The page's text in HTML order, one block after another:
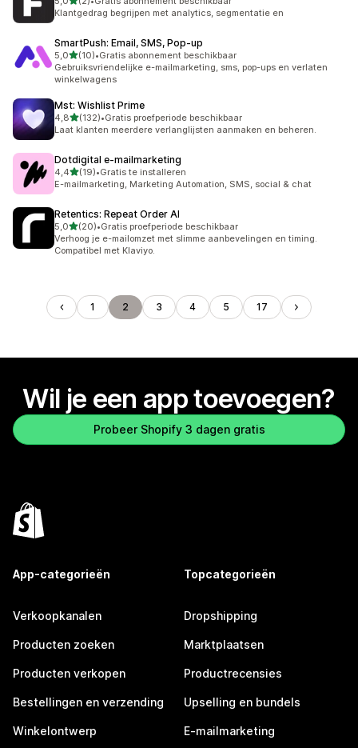
2 recensies in totaal
Klantgedrag begrijpen met analytics, segmentatie en
SmartPush: Email, SMS, Pop‑up
5,0van 5 sterren
(10)
10 recensies in totaal
•Gratis abonnement beschikbaar
Gebruiksvriendelijke e-mailmarketing, sms, pop-ups en verlaten
winkelwagens
Mst: Wishlist Prime
4,8van 5 sterren
(132)
132 recensies in totaal
•Gratis proefperiode beschikbaar
Laat klanten meerdere verlanglijsten aanmaken en beheren.
Dotdigital e‑mailmarketing
4,4van 5 sterren
(19)
19 recensies in totaal
•Gratis te installeren
E-mailmarketing, Marketing Automation, SMS, social & chat
Retentics: Repeat Order AI
5,0van 5 sterren
(20)
20 recensies in totaal
•Gratis proefperiode beschikbaar
Verhoog je e-mailomzet met slimme aanbevelingen en timing.
Compatibel met Klaviyo.
1 2 3 4 5 17
Wil je een app toevoegen?
Probeer Shopify 3 dagen gratis
App-categorieën
Verkoopkanalen
Producten zoeken
Producten verkopen
Bestellingen en verzending
Winkelontwerp
Topcategorieën
Dropshipping
Marktplaatsen
Productrecensies
Upselling en bundels
E-mailmarketing